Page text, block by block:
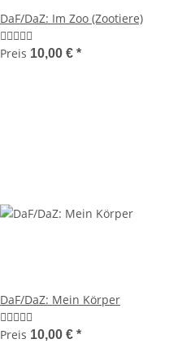
DaF/DaZ: Im Zoo (Zootiere)
Preis 10,00 € *
DaF/DaZ: Mein Körper
Preis 10,00 € *